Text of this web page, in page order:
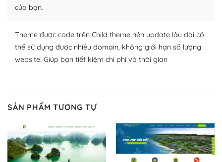
– Dễ sử dụng
Với mọi Hosting bất kỳ thì WordPress đều có thể dễ
Và bạn có toàn quyền tự do khi quyết định nơi lưu trữ
trang web WordPress của bạn.
Dễ dàng lựa chọn Hosting cho website WordPress
– Bảo mật cực tốt
của bạn.
Theme được code trên Child theme nên update lâu dài có
thể sử dụng được nhiều domain, không giới hạn số lượng
website. Giúp bạn tiết kiệm chi phí và thời gian
SẢN PHẨM TƯƠNG TỰ